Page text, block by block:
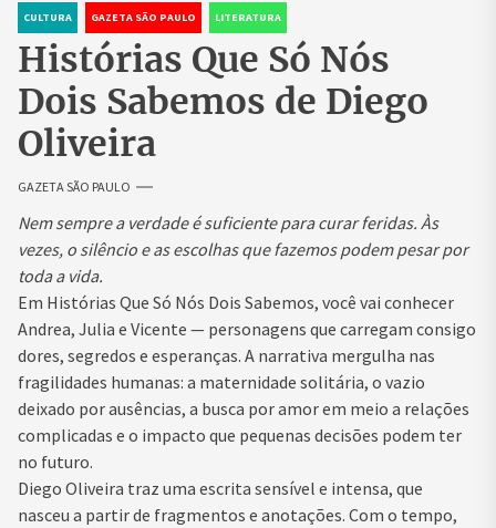
CULTURA GAZETA SÃO PAULO LITERATURA
Histórias Que Só Nós
Dois Sabemos de Diego
Oliveira
GAZETA SÃO PAULO
Nem sempre a verdade é suficiente para curar feridas. Às
vezes, o silêncio e as escolhas que fazemos podem pesar por
toda a vida.
Em Histórias Que Só Nós Dois Sabemos, você vai conhecer
Andrea, Julia e Vicente — personagens que carregam consigo
dores, segredos e esperanças. A narrativa mergulha nas
fragilidades humanas: a maternidade solitária, o vazio
deixado por ausências, a busca por amor em meio a relações
complicadas e o impacto que pequenas decisões podem ter
no futuro.
Diego Oliveira traz uma escrita sensível e intensa, que
nasceu a partir de fragmentos e anotações. Com o tempo,